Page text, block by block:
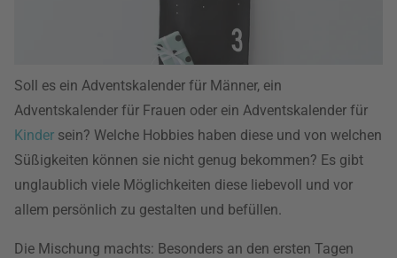
Soll es ein Adventskalender für Männer, ein
Adventskalender für Frauen oder ein Adventskalender für
Kinder sein? Welche Hobbies haben diese und von welchen
Süßigkeiten können sie nicht genug bekommen? Es gibt
unglaublich viele Möglichkeiten diese liebevoll und vor
allem persönlich zu gestalten und befüllen.
Die Mischung machts: Besonders an den ersten Tagen